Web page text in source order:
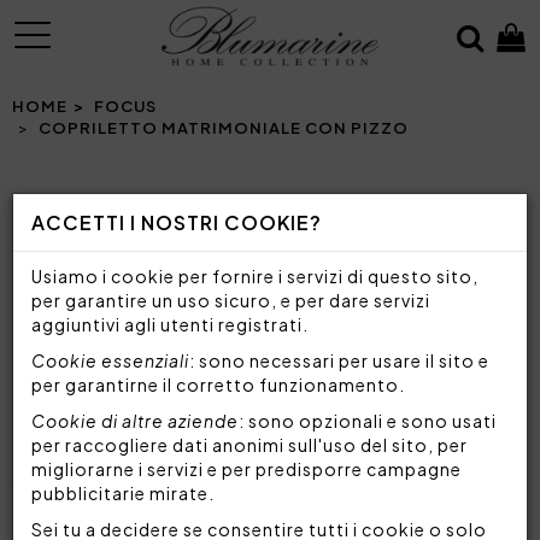
ACCETTI I NOSTRI COOKIE?
Usiamo i cookie per fornire i servizi di questo sito,
per garantire un uso sicuro, e per dare servizi
aggiuntivi agli utenti registrati.
Cookie essenziali: sono necessari per usare il sito e
per garantirne il corretto funzionamento.
Cookie di altre aziende: sono opzionali e sono usati
per raccogliere dati anonimi sull'uso del sito, per
migliorarne i servizi e per predisporre campagne
pubblicitarie mirate.
Sei tu a decidere se consentire tutti i cookie o solo
MENU
HOME
FOCUS
COPRILETTO MATRIMONIALE CON PIZZO
COPRILETTO ELEGANTI E ROMANTICI PER
IMPREZIOSIRE LA TUA CAMERA MATRIMONIALE
Il copriletto è un vero e proprio complemento
d'arredo, un accessorio indispensabile per donare
alla tua camera unaspetto unico e personale.
Utile sia d'estate che d'inverno, se realizzato con
materiali di qualità e con applicazioni pregiate, può
dare un tocco di classe e di eleganza anche alle
camere da letto più classiche o in stile minimal.